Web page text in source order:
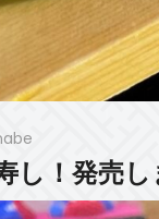
し！発売